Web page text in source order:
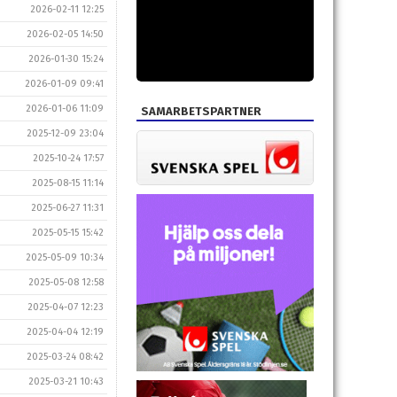
2026-02-11 12:25
2026-02-05 14:50
2026-01-30 15:24
2026-01-09 09:41
2026-01-06 11:09
2025-12-09 23:04
2025-10-24 17:57
2025-08-15 11:14
2025-06-27 11:31
2025-05-15 15:42
2025-05-09 10:34
2025-05-08 12:58
2025-04-07 12:23
2025-04-04 12:19
2025-03-24 08:42
2025-03-21 10:43
SAMARBETSPARTNER